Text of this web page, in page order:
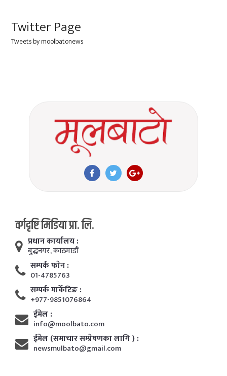
Twitter Page
Tweets by moolbatonews
वर्गदृष्टि मिडिया प्रा. लि.
प्रधान कार्यालय :
बुद्धनगर, काठमाडाैं
सम्पर्क फाेन :
01-4785763
सम्पर्क मार्केटिङ :
+977-9851076864
ईमेल :
info@moolbato.com
ईमेल (समाचार सम्प्रेषणका लागि ) :
newsmulbato@gmail.com